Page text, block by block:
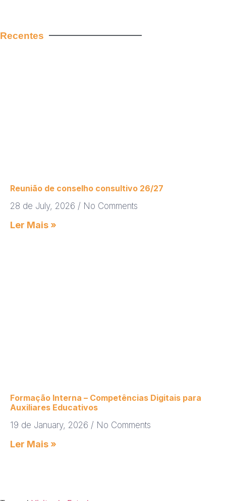
Recentes
Reunião de conselho consultivo 26/27
28 de July, 2026
No Comments
Ler Mais »
Formação Interna – Competências Digitais para
Auxiliares Educativos
19 de January, 2026
No Comments
Ler Mais »